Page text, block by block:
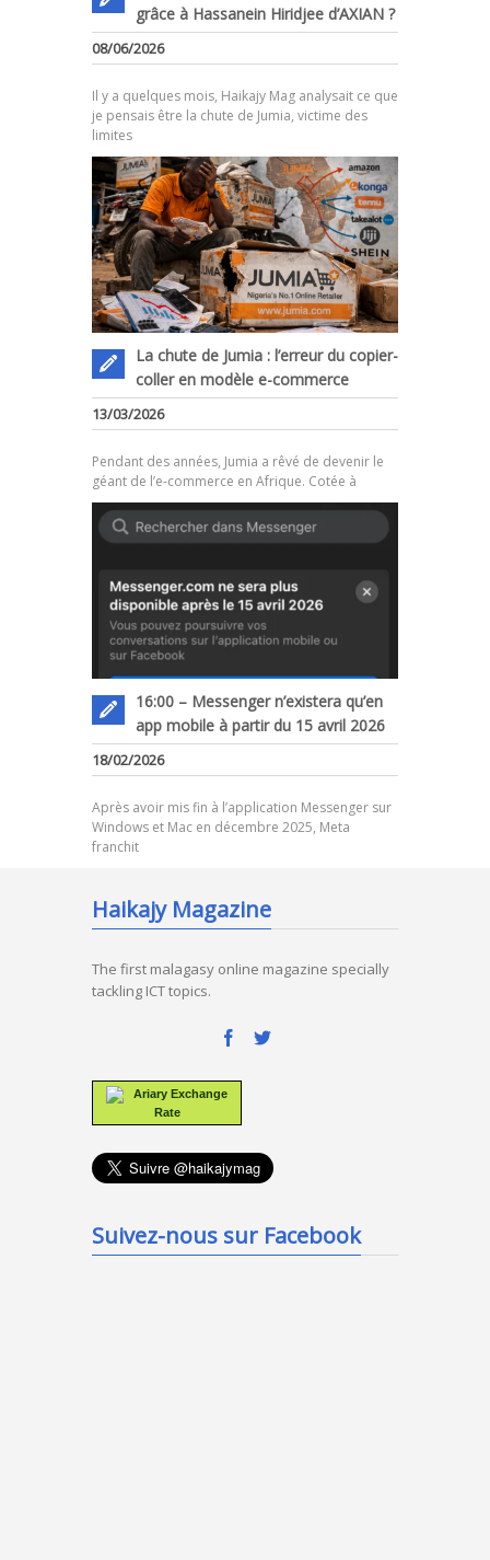
grâce à Hassanein Hiridjee d’AXIAN ?
08/06/2026
Il y a quelques mois, Haikajy Mag analysait ce que
je pensais être la chute de Jumia, victime des
limites
La chute de Jumia : l’erreur du copier-
coller en modèle e-commerce
13/03/2026
Pendant des années, Jumia a rêvé de devenir le
géant de l’e-commerce en Afrique. Cotée à
16:00 – Messenger n’existera qu’en
app mobile à partir du 15 avril 2026
18/02/2026
Après avoir mis fin à l’application Messenger sur
Windows et Mac en décembre 2025, Meta
franchit
Haikajy Magazine
The first malagasy online magazine specially
tackling ICT topics.
Ariary Exchange
Rate
Suivez-nous sur Facebook